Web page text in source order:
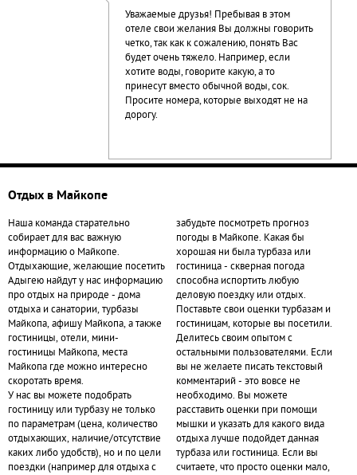
Уважаемые друзья! Пребывая в этом
отеле свои желания Вы должны говорить
четко, так как к сожалению, понять Вас
будет очень тяжело. Например, если
хотите воды, говорите какую, а то
принесут вместо обычной воды, сок.
Просите номера, которые выходят не на
дорогу.
Отдых в Майкопе
Наша команда старательно
собирает для вас важную
информацию о Майкопе.
Отдыхающие, желающие посетить
Адыгею найдут у нас информацию
про отдых на природе - дома
отдыха и санатории, турбазы
Майкопа, афишу Майкопа, а также
гостиницы, отели, мини-
гостиницы Майкопа, места
Майкопа где можно интересно
скоротать время.
У нас вы можете подобрать
гостиницу или турбазу не только
по параметрам (цена, количество
отдыхающих, наличие/отсутствие
каких либо удобств), но и по цели
поездки (например для отдыха с
забудьте посмотреть прогноз
погоды в Майкопе. Какая бы
хорошая ни была турбаза или
гостиница - скверная погода
способна испортить любую
деловую поездку или отдых.
Поставьте свои оценки турбазам и
гостиницам, которые вы посетили.
Делитесь своим опытом с
остальными пользователями. Если
вы не желаете писать текстовый
комментарий - это вовсе не
необходимо. Вы можете
расставить оценки при помощи
мышки и указать для какого вида
отдыха лучше подойдет данная
турбаза или гостиница. Если вы
считаете, что просто оценки мало,